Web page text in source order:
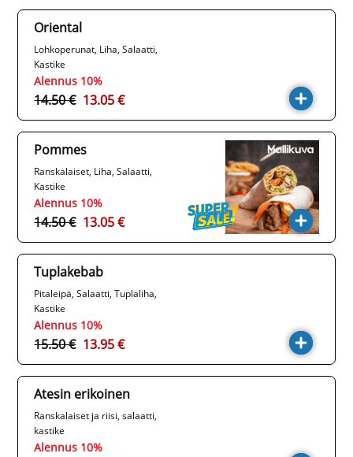
Oriental
Lohkoperunat, Liha, Salaatti,
Kastike
Alennus 10%
14.50 € 13.05 €
Pommes
Ranskalaiset, Liha, Salaatti,
Kastike
Alennus 10%
14.50 € 13.05 €
Tuplakebab
Pitaleipä, Salaatti, Tuplaliha,
Kastike
Alennus 10%
15.50 € 13.95 €
Atesin erikoinen
Ranskalaiset ja riisi, salaatti,
kastike
Alennus 10%